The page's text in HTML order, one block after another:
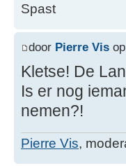
Spast
door Pierre Vis
Kletse! De
Is er nog
nemen?!
Pierre Vis,